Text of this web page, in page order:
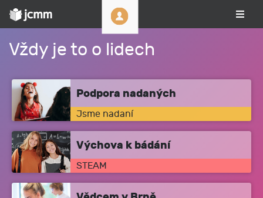
Vždy je to o lidech
Podpora nadaných
Jsme nadaní
Výchova k bádání
STEAM